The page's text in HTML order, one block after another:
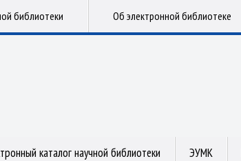
библиотеки Об электронной библиотеке
каталог научной библиотеки ЭУМК